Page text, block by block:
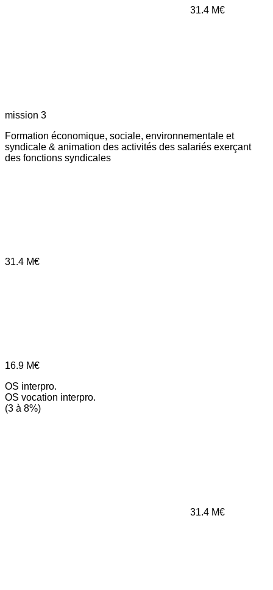
31.4 M€
mission 3
Formation économique, sociale, environnementale et
syndicale & animation des activités des salariés exerçant
des fonctions syndicales
31.4 M€
16.9 M€
OS interpro.
OS vocation interpro.
(3 à 8%)
31.4 M€